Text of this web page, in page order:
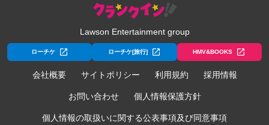
Lawson Entertainment group
ローチケ ローチケ[旅行] HMV&BOOKS
会社概要 サイトポリシー 利用規約 採用情報
お問い合わせ 個人情報保護方針
個人情報の取扱いに関する公表事項及び同意事項